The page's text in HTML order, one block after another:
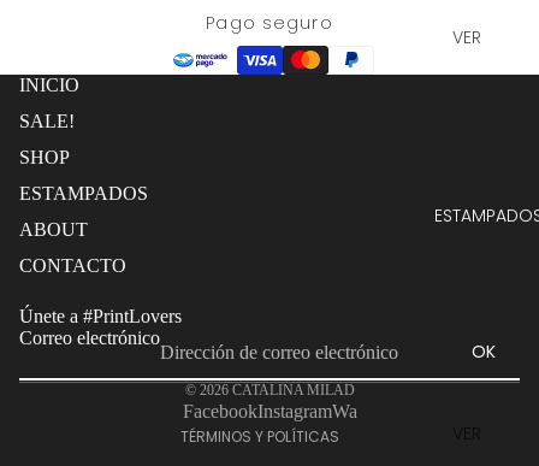
VER
Pago seguro
INICIO
SALE!
SHOP
ESTAMPADOS
ABOUT
CONTACTO
Únete a #PrintLovers
Correo electrónico
OK
© 2026 CATALINA MILAD
FacebookInstagramWa
TÉRMINOS Y POLÍTICAS
Política de reembolso
Términos del servicio
Política de envío
Información de contacto